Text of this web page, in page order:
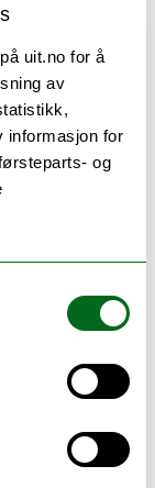
uit.no for å
av
informasjon for
og
og